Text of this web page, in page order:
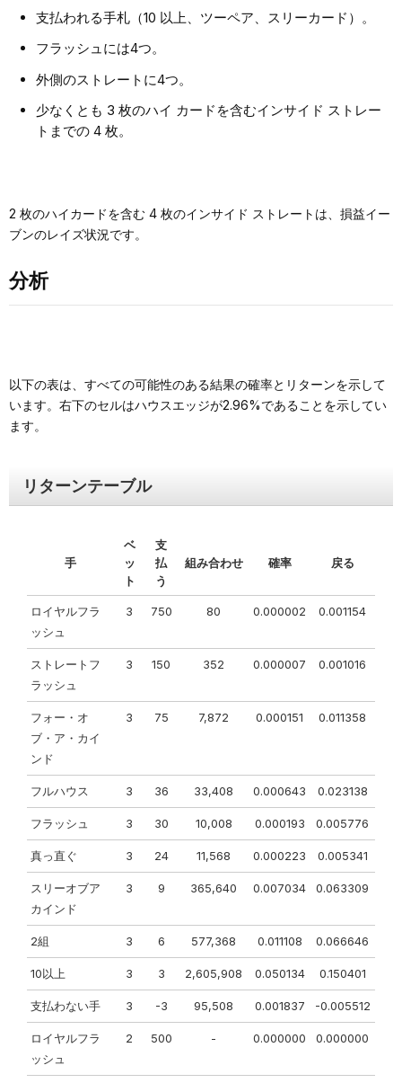
支払われる手札（10 以上、ツーペア、スリーカード）。
フラッシュには4つ。
外側のストレートに4つ。
少なくとも 3 枚のハイ カードを含むインサイド ストレー
トまでの 4 枚。
2 枚のハイカードを含む 4 枚のインサイド ストレートは、損益イー
ブンのレイズ状況です。
分析
以下の表は、すべての可能性のある結果の確率とリターンを示して
います。右下のセルはハウスエッジが2.96%であることを示してい
ます。
リターンテーブル
手
ベ
ッ
ト
支
払
う
組み合わせ 確率 戻る
ロイヤルフラ
ッシュ
3 750 80 0.000002 0.001154
ストレートフ
ラッシュ
3 150 352 0.000007 0.001016
フォー・オ
ブ・ア・カイ
ンド
3 75 7,872 0.000151 0.011358
フルハウス 3 36 33,408 0.000643 0.023138
フラッシュ 3 30 10,008 0.000193 0.005776
真っ直ぐ 3 24 11,568 0.000223 0.005341
スリーオブア
カインド
3 9 365,640 0.007034 0.063309
2組 3 6 577,368 0.011108 0.066646
10以上 3 3 2,605,908 0.050134 0.150401
支払わない手 3 -3 95,508 0.001837 -0.005512
ロイヤルフラ
ッシュ
2 500 - 0.000000 0.000000